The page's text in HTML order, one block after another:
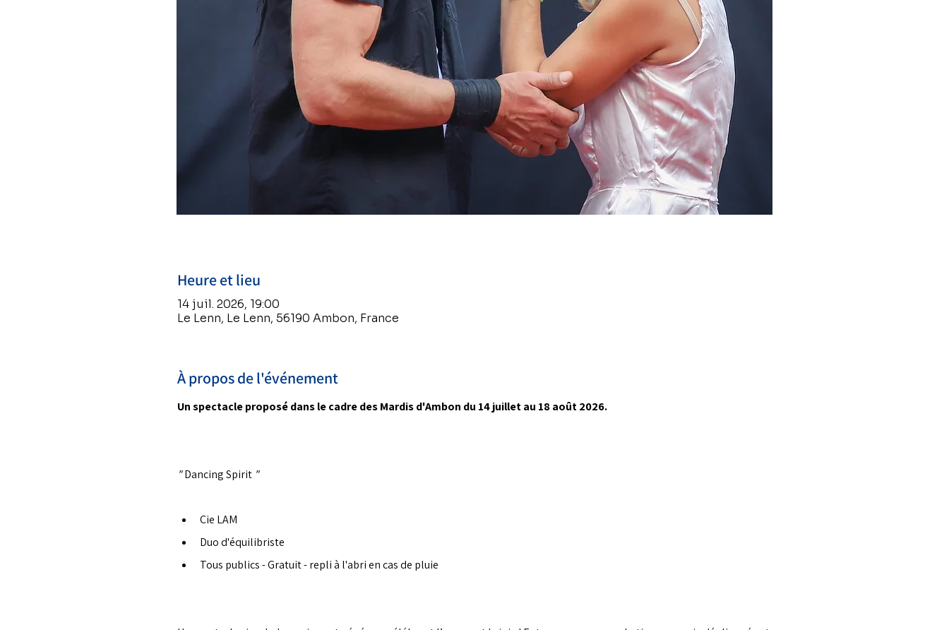
Heure et lieu
14 juil. 2026, 19:00
Le Lenn, Le Lenn, 56190 Ambon, France
À propos de l'événement
Un spectacle proposé dans le cadre des Mardis d'Ambon du 14 juillet au 18 août 2026.
" Dancing Spirit "
Cie LAM
Duo d'équilibriste
Tous publics - Gratuit - repli à l'abri en cas de pluie